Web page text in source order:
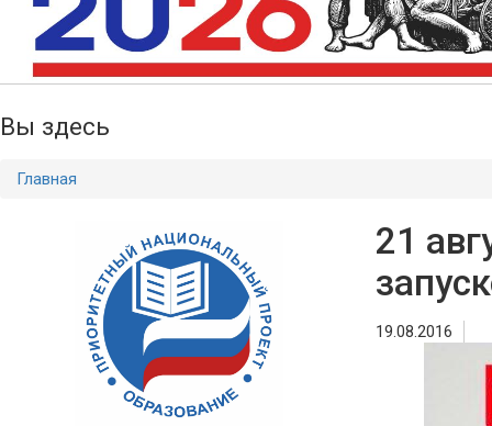
Вы здесь
Главная
21
19.08.2016